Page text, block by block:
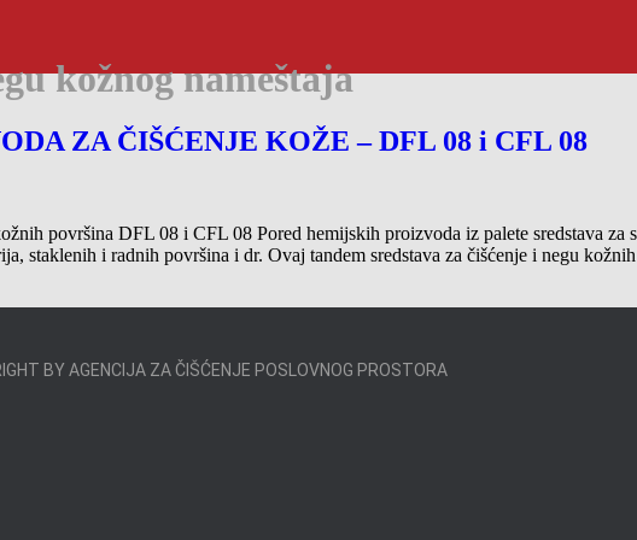
kožnog nameštaja
ZA ČIŠĆENJE KOŽE – DFL 08 i CFL 08
površina DFL 08 i CFL 08 Pored hemijskih proizvoda iz palete sredstava za
staklenih i radnih površina i dr. Ovaj tandem sredstava za čišćenje i negu
BY AGENCIJA ZA ČIŠĆENJE POSLOVNOG PROSTORA